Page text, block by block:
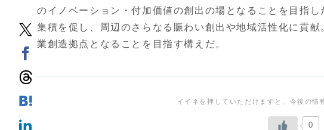
のイノベーション・付加価値の創出の場となることを目指
集積を促し、周辺のさらなる賑わい創出や地域活性化に貢
業創造拠点となることを目指す構えだ。
0